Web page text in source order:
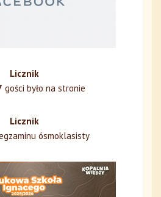
Licznik
gości było na stronie
Licznik
ósmoklasisty